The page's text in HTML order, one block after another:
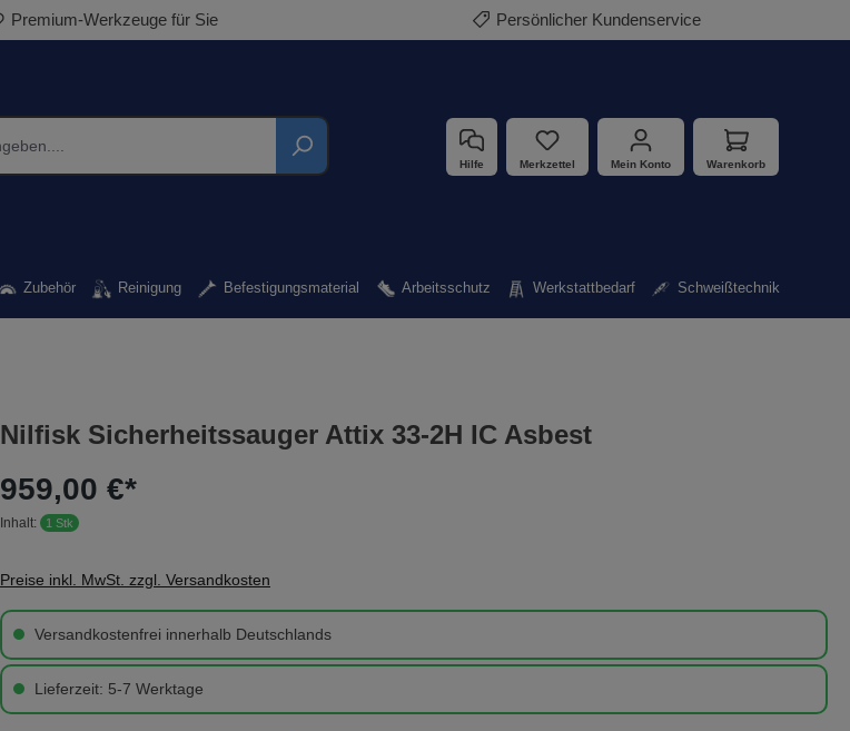
Premium-Werkzeuge für Sie Persönlicher Kundenservice
Hilfe Merkzettel Mein Konto Warenkorb
Zubehör Reinigung Befestigungsmaterial Arbeitsschutz Werkstattbedarf Schweißtechnik
Nilfisk Sicherheitssauger Attix 33-2H IC Asbest
959,00 €*
Inhalt: 1 Stk
Preise inkl. MwSt. zzgl. Versandkosten
Versandkostenfrei innerhalb Deutschlands
Lieferzeit: 5-7 Werktage